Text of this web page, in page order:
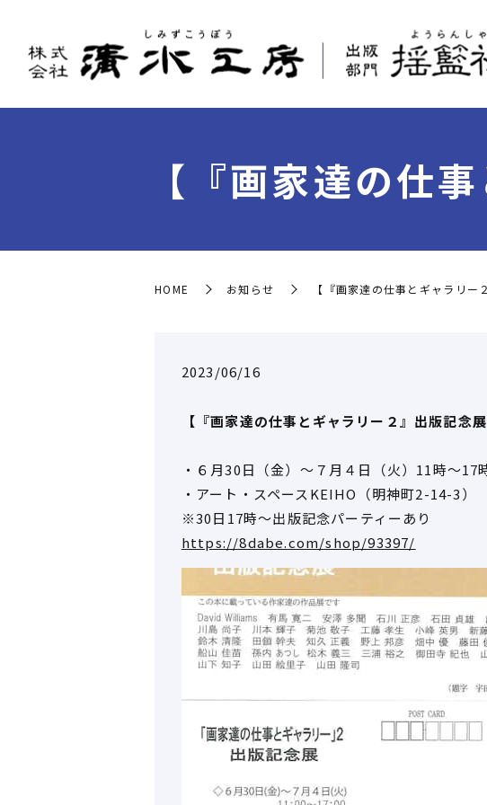
【『画家達の仕
HOME お知らせ 【『画家達の仕事とギャラリー
2023/06/16
【『画家達の仕事とギャラリー２』出版記念展
・６月30日（金）～７月４日（火）11時～17
・アート・スペースKEIHO（明神町2-14-3）
※30日17時～出版記念パーティーあり
https://8dabe.com/shop/93397/